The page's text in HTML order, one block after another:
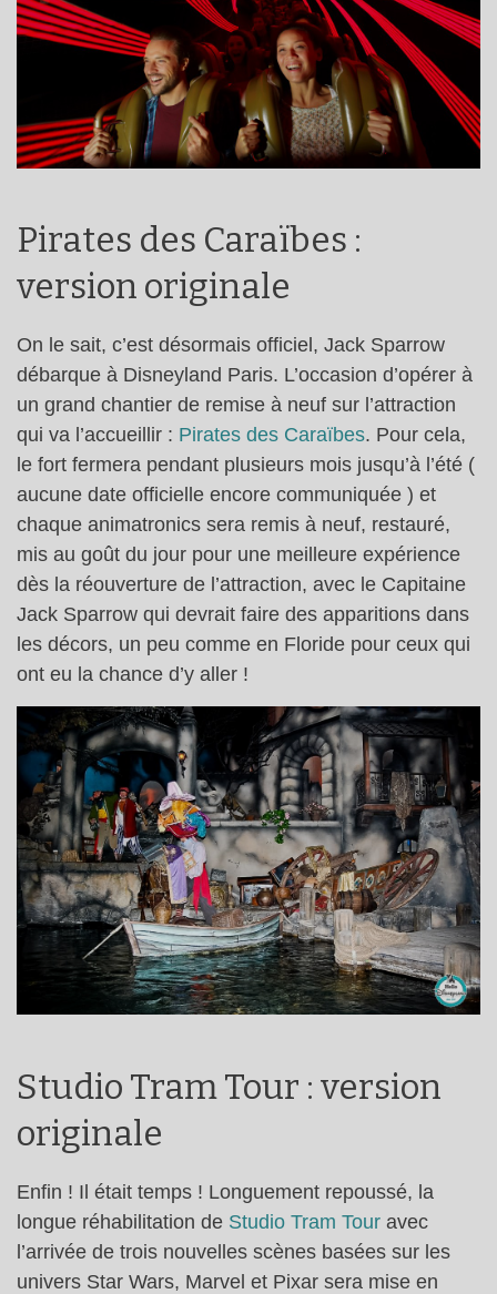
Pirates des Caraïbes :
version originale
On le sait, c’est désormais officiel, Jack Sparrow
débarque à Disneyland Paris. L’occasion d’opérer à
un grand chantier de remise à neuf sur l’attraction
qui va l’accueillir : Pirates des Caraïbes. Pour cela,
le fort fermera pendant plusieurs mois jusqu’à l’été (
aucune date officielle encore communiquée ) et
chaque animatronics sera remis à neuf, restauré,
mis au goût du jour pour une meilleure expérience
dès la réouverture de l’attraction, avec le Capitaine
Jack Sparrow qui devrait faire des apparitions dans
les décors, un peu comme en Floride pour ceux qui
ont eu la chance d’y aller !
Studio Tram Tour : version
originale
Enfin ! Il était temps ! Longuement repoussé, la
longue réhabilitation de Studio Tram Tour avec
l’arrivée de trois nouvelles scènes basées sur les
univers Star Wars, Marvel et Pixar sera mise en